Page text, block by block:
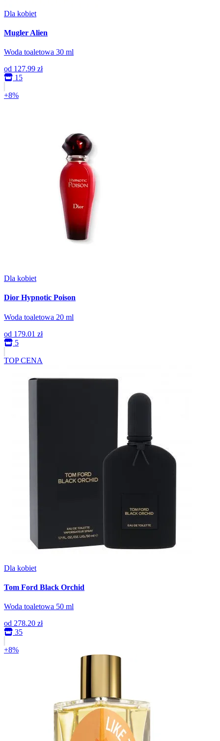
Dla kobiet
Mugler Alien
Woda toaletowa 30 ml
od 127.99 zł
15
+8%
Dla kobiet
Dior Hypnotic Poison
Woda toaletowa 20 ml
od 179.01 zł
5
TOP CENA
Dla kobiet
Tom Ford Black Orchid
Woda toaletowa 50 ml
od 278.20 zł
35
+8%